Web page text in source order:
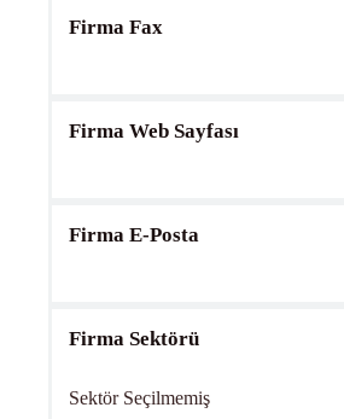
Firma Fax
Firma Web Sayfası
Firma E-Posta
Firma Sektörü
Sektör Seçilmemiş